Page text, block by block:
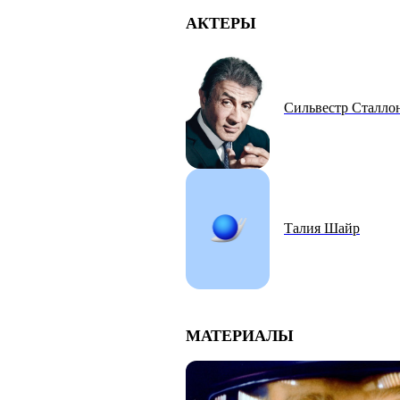
АКТЕРЫ
Сильвестр
Талия Шайр
МАТЕРИАЛЫ